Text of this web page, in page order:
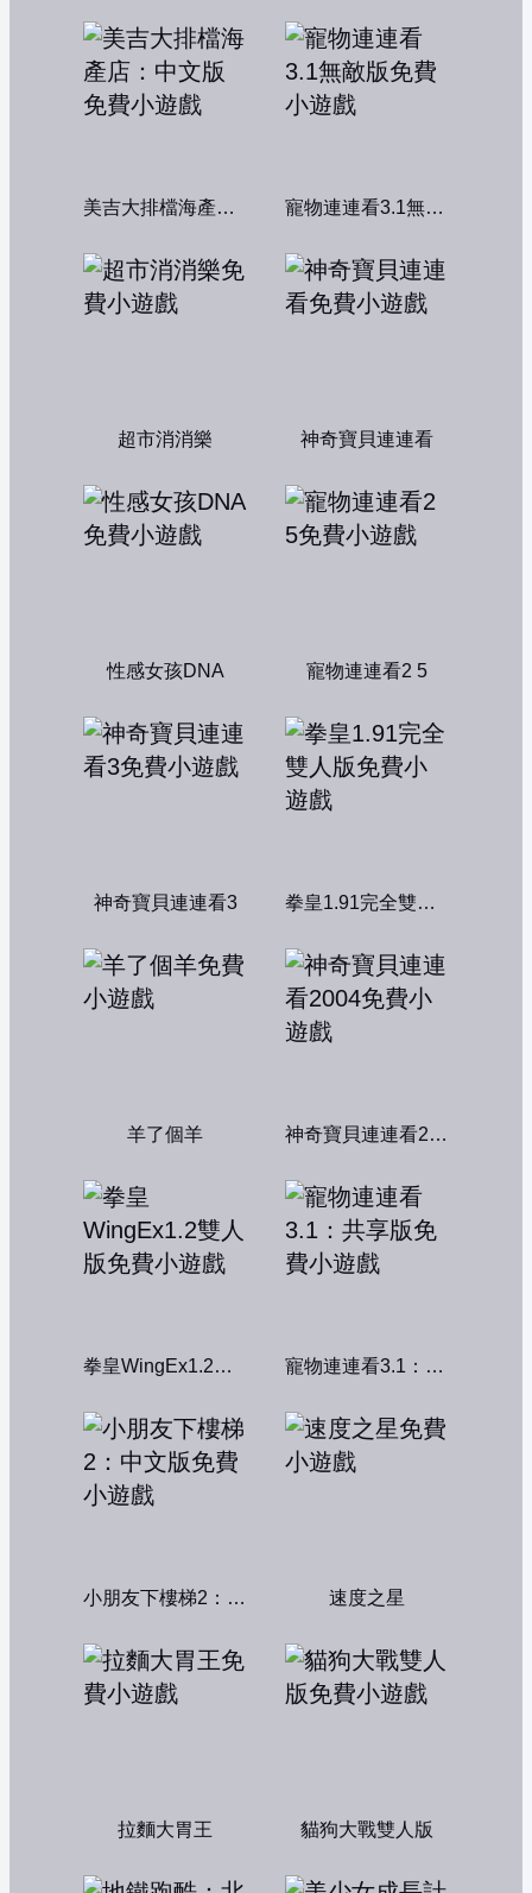
美吉大排檔海產店：中文版 寵物連連看3.1無敵版
超市消消樂 神奇寶貝連連看
性感女孩DNA 寵物連連看2 5
神奇寶貝連連看3 拳皇1.91完全雙人版
羊了個羊 神奇寶貝連連看2004
拳皇WingEx1.2雙人版 寵物連連看3.1：共享版
小朋友下樓梯2：中文版 速度之星
拉麵大胃王 貓狗大戰雙人版